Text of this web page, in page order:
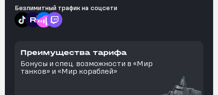
Безлимитный трафик на соцсети
Преимущества тарифа
Бонусы и спец. возможности в «Мир
танков» и «Мир кораблей»